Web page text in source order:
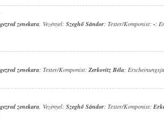
zenekara, Vezényel: Szeghő Sándor; Texter/Komponist: -;
zenekara; Texter/Komponist: Zerkovitz Béla;
zenekara, Vezényel: Szeghő Sándor; Texter/Komponist: